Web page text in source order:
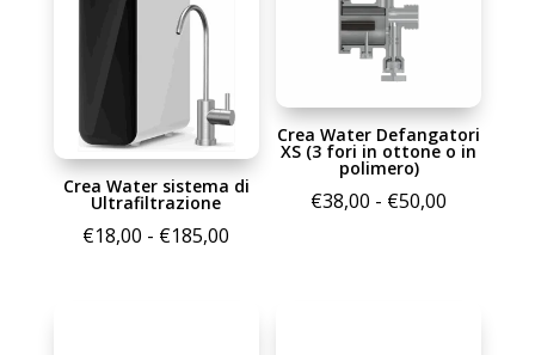
Crea Water sistema di
Ultrafiltrazione
€18,00 - €185,00
Crea Water Defangatori
XS (3 fori in ottone o in
polimero)
€38,00 - €50,00